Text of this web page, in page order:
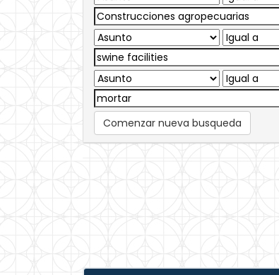
Comenzar nueva busqueda